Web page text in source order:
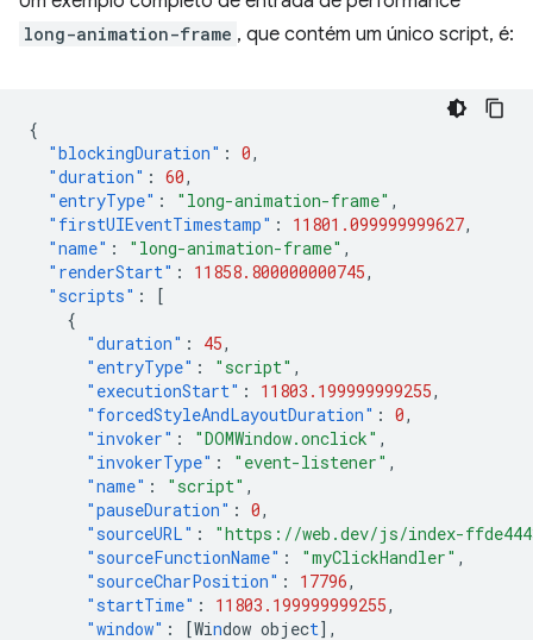
long-animation-frame , que contém um único script, é:
{
"blockingDuration" : 0,
"duration" : 60,
"entryType" : "long-animation-frame" ,
"firstUIEventTimestamp" : 11801.099999999627,
"name" : "long-animation-frame" ,
"renderStart" : 11858.800000000745,
"scripts" :
[
{
"duration" : 45,
"entryType" : "script" ,
"executionStart" : 11803.199999999255,
"forcedStyleAndLayoutDuration" : 0,
"invoker" : "DOMWindow.onclick" ,
"invokerType" : "event-listener" ,
"name" : "script" ,
"pauseDuration" : 0,
"sourceURL" :
"https://web.dev/js/index-
"sourceFunctionName" : "myClickHandler" ,
"sourceCharPosition" : 17796,
"startTime" : 11803.199999999255,
"window" : [Window object],